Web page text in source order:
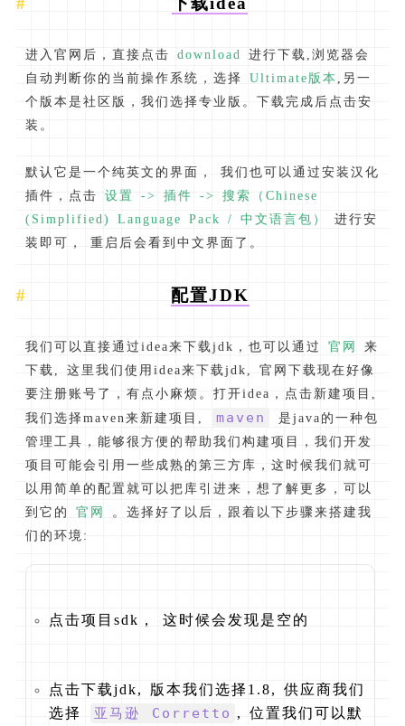
进入官网后，直接点击 download
进行下载,浏览器会
自动判断你的当前操作系统，选择 Ultimate版本
,另一
个版本是社区版，我们选择专业版。下载完成后点击安
装。
默认它是一个纯英文的界面， 我们也可以通过安装汉化
插件，点击 设置 -> 插件 -> 搜索（Chinese
(Simplified) Language Pack / 中文语言包）
进行安
装即可， 重启后会看到中文界面了。
配置JDK
我们可以直接通过idea来下载jdk，也可以通过 官网
来
下载, 这里我们使用idea来下载jdk, 官网下载现在好像
要注册账号了，有点小麻烦。打开idea，点击新建项目,
我们选择maven来新建项目,
maven
是java的一种包
管理工具，能够很方便的帮助我们构建项目，我们开发
项目可能会引用一些成熟的第三方库，这时候我们就可
以用简单的配置就可以把库引进来，想了解更多，可以
到它的 官网
。选择好了以后，跟着以下步骤来搭建我
们的环境:
点击项目sdk， 这时候会发现是空的
点击下载jdk, 版本我们选择1.8, 供应商我们
选择
亚马逊 Corretto , 位置我们可以默